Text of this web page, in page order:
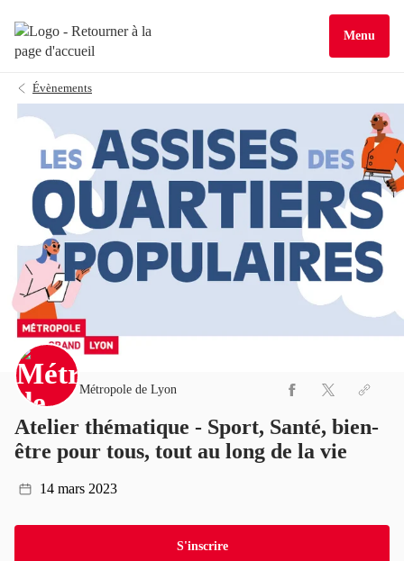
Menu
Évènements
Métropole de Lyon
Atelier thématique - Sport, Santé, bien-
être pour tous, tout au long de la vie
14 mars 2023
S'inscrire